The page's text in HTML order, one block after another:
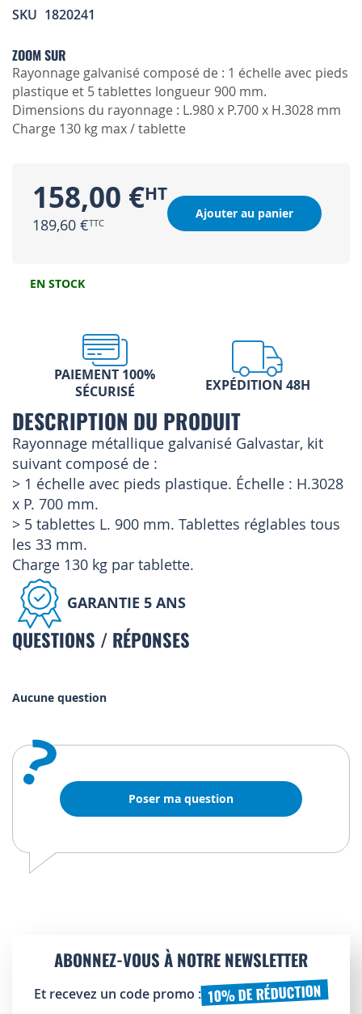
images
SKU 1820241
ZOOM SUR
Rayonnage galvanisé composé de : 1 échelle avec pieds
plastique et 5 tablettes longueur 900 mm.
Dimensions du rayonnage : L.980 x P.700 x H.3028 mm
Charge 130 kg max / tablette
158,00 €
189,60 €
Ajouter au panier
EN STOCK
PAIEMENT 100%
SÉCURISÉ
EXPÉDITION 48H
DESCRIPTION DU PRODUIT
Rayonnage métallique galvanisé Galvastar, kit
suivant composé de :
> 1 échelle avec pieds plastique. Échelle : H.3028
x P. 700 mm.
> 5 tablettes L. 900 mm. Tablettes réglables tous
les 33 mm.
Charge 130 kg par tablette.
GARANTIE 5 ANS
QUESTIONS / RÉPONSES
Aucune question
? Poser ma question
ABONNEZ-VOUS À NOTRE NEWSLETTER
Et recevez un code promo : 10% DE RÉDUCTION